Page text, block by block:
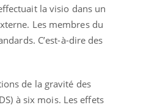
la visio dans un
Les membres du
C’est-à-dire des
de la gravité des
à six mois. Les effets